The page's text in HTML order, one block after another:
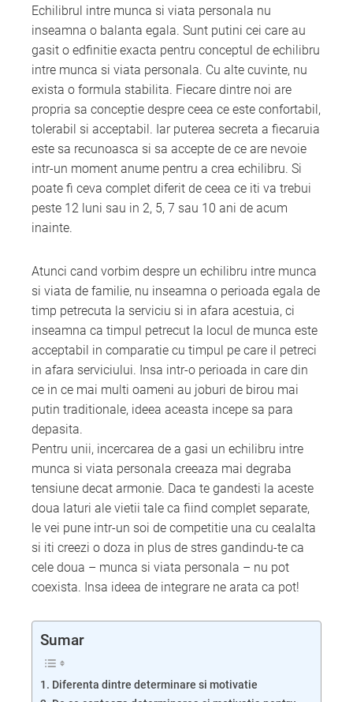
Echilibrul intre munca si viata personala nu
inseamna o balanta egala. Sunt putini cei care au
gasit o edfinitie exacta pentru conceptul de echilibru
intre munca si viata personala. Cu alte cuvinte, nu
exista o formula stabilita. Fiecare dintre noi are
propria sa conceptie despre ceea ce este confortabil,
tolerabil si acceptabil. Iar puterea secreta a fiecaruia
este sa recunoasca si sa accepte de ce are nevoie
intr-un moment anume pentru a crea echilibru. Si
poate fi ceva complet diferit de ceea ce iti va trebui
peste 12 luni sau in 2, 5, 7 sau 10 ani de acum
inainte.
Atunci cand vorbim despre un echilibru intre munca
si viata de familie, nu inseamna o perioada egala de
timp petrecuta la serviciu si in afara acestuia, ci
inseamna ca timpul petrecut la locul de munca este
acceptabil in comparatie cu timpul pe care il petreci
in afara serviciului. Insa intr-o perioada in care din
ce in ce mai multi oameni au joburi de birou mai
putin traditionale, ideea aceasta incepe sa para
depasita.
Pentru unii, incercarea de a gasi un echilibru intre
munca si viata personala creeaza mai degraba
tensiune decat armonie. Daca te gandesti la aceste
doua laturi ale vietii tale ca fiind complet separate,
le vei pune intr-un soi de competitie una cu cealalta
si iti creezi o doza in plus de stres gandindu-te ca
cele doua – munca si viata personala – nu pot
coexista. Insa ideea de integrare ne arata ca pot!
Sumar
Diferenta dintre determinare si motivatie